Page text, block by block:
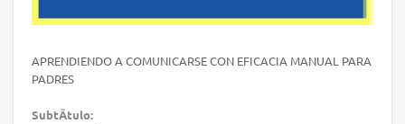
APRENDIENDO A COMUNICARSE CON EFICACIA MANUAL PARA
PADRES
SubtÃ­tulo: